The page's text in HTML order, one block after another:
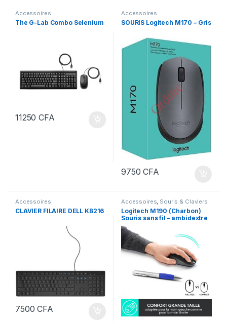
Accessoires
The G-Lab Combo Selenium
11250CFA
Accessoires
SOURIS Logitech M170 – Gris
9750CFA
Accessoires
CLAVIER FILAIRE DELL KB216
7500CFA
Accessoires, Souris & Claviers
Logitech M190 (Charbon)
Souris sans fil – ambidextre
– capteur optique 1000 dpi –
3 boutons